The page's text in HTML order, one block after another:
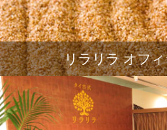
リラリラ オフ